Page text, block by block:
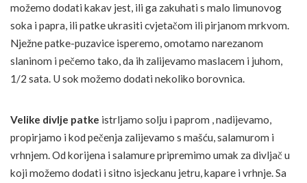
možemo dodati kakav jest, ili ga zakuhati s malo limunovog
soka i papra, ili patke ukrasiti cvjetačom ili pirjanom mrkvom.
Nježne patke-puzavice isperemo, omotamo narezanom
slaninom i pečemo tako, da ih zalijevamo maslacem i juhom,
1/2 sata. U sok možemo dodati nekoliko borovnica.
Velike divlje patke istrljamo solju i paprom , nadijevamo,
propirjamo i kod pečenja zalijevamo s mašću, salamurom i
vrhnjem. Od korijena i salamure pripremimo umak za divljač u
koji možemo dodati i sitno isjeckanu jetru, kapare i vrhnje. Sa